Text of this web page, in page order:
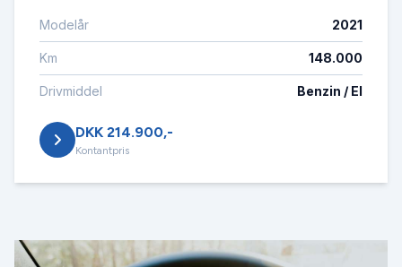
Modelår 2021
Km 148.000
Drivmiddel Benzin / El
DKK 214.900,-
Kontantpris